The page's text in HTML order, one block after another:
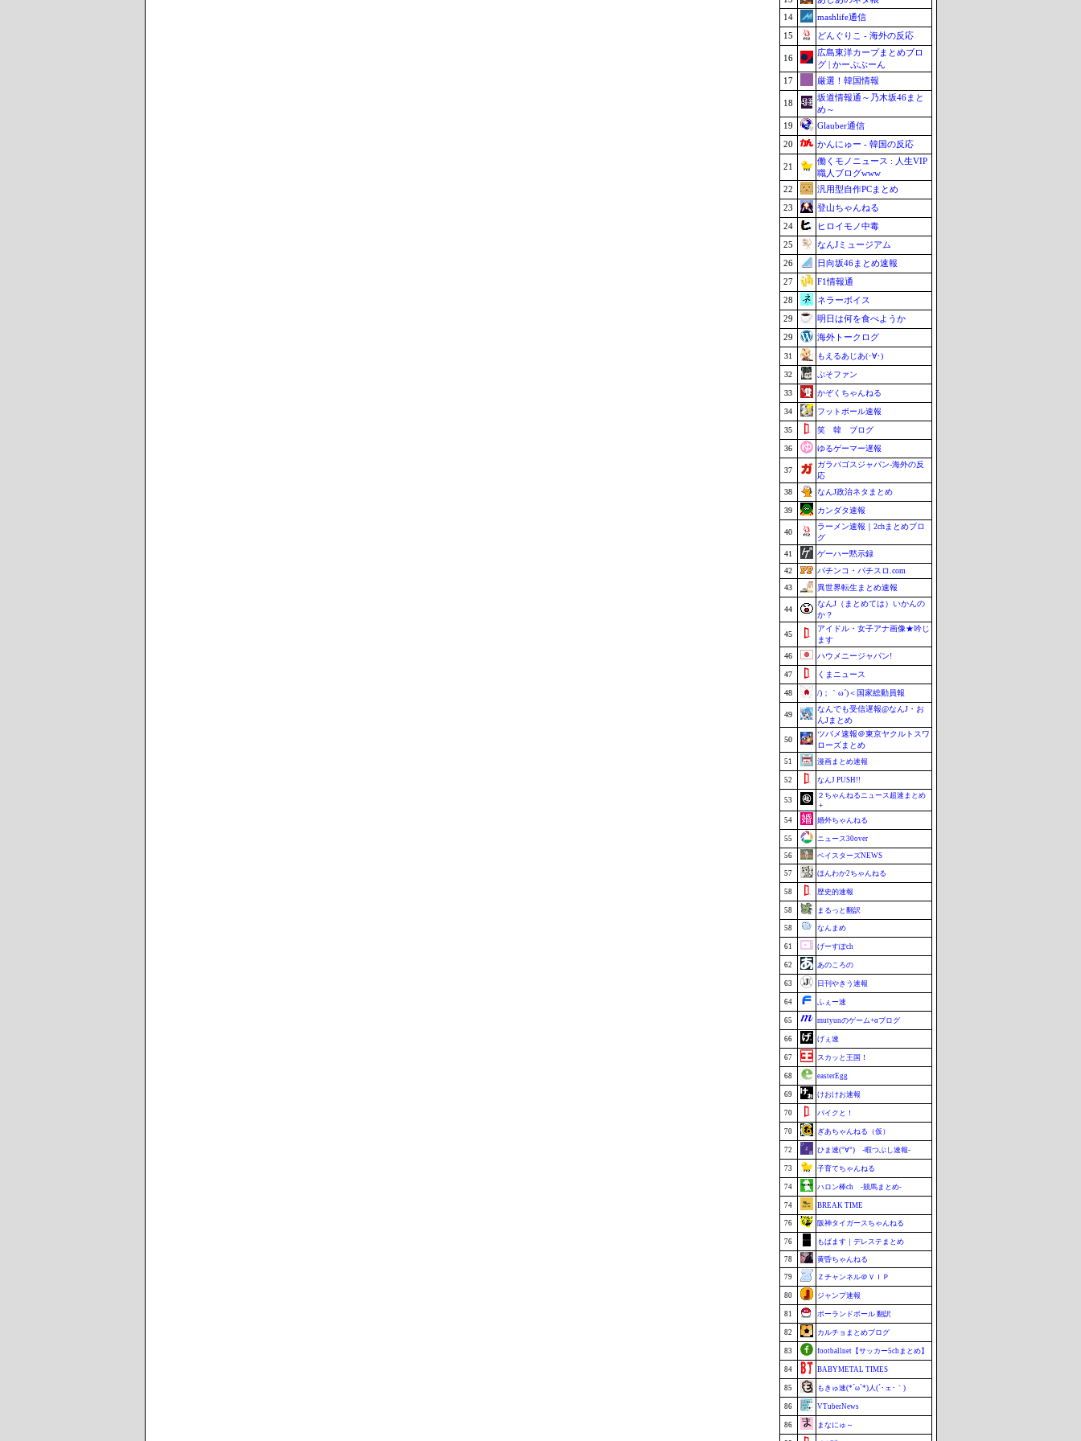
14
mashlife通信
15
どんぐりこ - 海外の反応
16
広島東洋カープまとめブロ
グ | かーぷぶーん
17
厳選！韓国情報
18
坂道情報通～乃木坂46まと
め～
19
Glauber通信
20
かんにゅー - 韓国の反応
21
働くモノニュース : 人生VIP
職人ブログwww
22
汎用型自作PCまとめ
23
登山ちゃんねる
24
ヒロイモノ中毒
25
なんJミュージアム
26
日向坂46まとめ速報
27
F1情報通
28
ネラーボイス
29
明日は何を食べようか
29
海外トークログ
31 もえるあじあ(･∀･)
32 ぷそファン
33 かぞくちゃんねる
34 フットボール速報
35 笑 韓 ブログ
36 ゆるゲーマー遅報
37
ガラパゴスジャパン-海外の反
応
38
なんJ政治ネタまとめ
39 カンダタ速報
40
ラーメン速報｜2chまとめブロ
グ
41
ゲーハー黙示録
42
パチンコ・パチスロ.com
43
異世界転生まとめ速報
44
なんJ（まとめては）いかんの
か？
45
アイドル・女子アナ画像★吟じ
ます
46
ハウメニージャパン!
47 くまニュース
48 /)；｀ω´)＜国家総動員報
49
なんでも受信遅報@なんJ・お
んJまとめ
50
ツバメ速報＠東京ヤクルトスワ
ローズまとめ
51 漫画まとめ速報
52 なんJ PUSH!!
53
２ちゃんねるニュース超速まとめ
＋
54
婚外ちゃんねる
55 ニュース30over
56 ベイスターズNEWS
57 ほんわか2ちゃんねる
58 歴史的速報
58 まるっと翻訳
58 なんまめ
61 げーすぽch
62 あのころの
63 日刊やきう速報
64 ふぇー速
65 mutyunのゲーム+αブログ
66 げぇ速
67 スカッと王国！
68 easterEgg
69 けおけお速報
70 バイクと！
70 ぎあちゃんねる（仮）
72 ひま速(°∀°) -暇つぶし速報-
73 子育てちゃんねる
74 ハロン棒ch -競馬まとめ-
74 BREAK TIME
76 阪神タイガースちゃんねる
76 もばます｜デレステまとめ
78 黄昏ちゃんねる
79 Ｚチャンネル＠ＶＩＰ
80 ジャンプ速報
81 ポーランドボール 翻訳
82 カルチョまとめブログ
83 footballnet【サッカー5chまとめ】
84 BABYMETAL TIMES
85 もきゅ速(*´ω`*)人(´･ェ･｀)
86 VTuberNews
86 まなにゅ～